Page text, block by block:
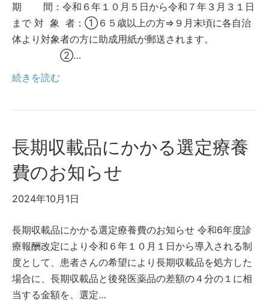
期 間：令和６年１０月５日から令和７年３月３１日
まで 対 象 者：①６５歳以上の方⇒９月末頃に各自治
体より対象者の方に助成用紙が郵送されます。
②…
続きを読む
長期収載品にかかる選定療養
費のお知らせ
2024年10月1日
長期収載品にかかる選定療養費のお知らせ 令和6年度診
療報酬改定により令和６年１０月１日から導入される制
度として、患者さんの希望により長期収載品を処方した
場合に、長期収載品と後発医薬品の差額の４分の１に相
当する金額を、選定…